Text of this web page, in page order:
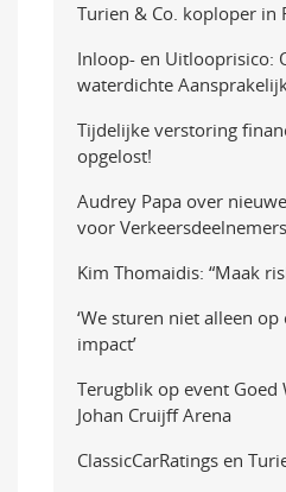
Turien & Co. koploper in
Inloop- en Uitlooprisico:
waterdichte
Tijdelijke verstoring
opgelost!
Audrey Papa over
voor Verkeersdeelnemers
Kim Thomaidis: “Maak
‘We sturen niet alleen
impact’
Terugblik op event Goed
Johan Cruijff Arena
ClassicCarRatings en